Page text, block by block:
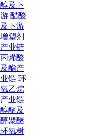
醇及下
游 醋酸
及下游
增塑剂
产业链
丙烯酸
及酯产
业链 环
氧乙烷
产业链
醇醚及
醇聚醚
环氧树